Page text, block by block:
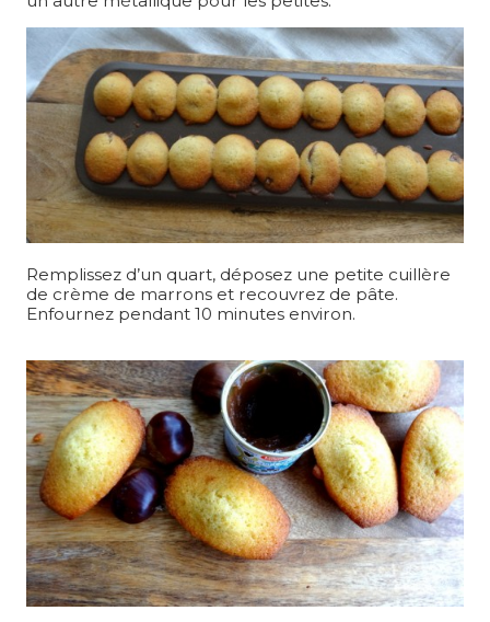
Remplissez d’un quart, déposez une petite cuillère
de crème de marrons et recouvrez de pâte.
Enfournez pendant 10 minutes environ.